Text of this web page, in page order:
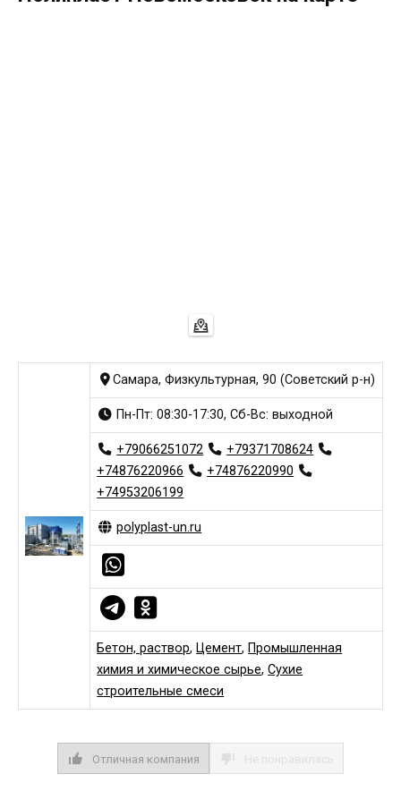
Самара, Физкультурная, 90 (Советский р-н)
Пн-Пт: 08:30-17:30, Сб-Вс: выходной
+79066251072
+79371708624
+74876220966
+74876220990
+74953206199
polyplast-un.ru
Бетон, раствор, Цемент, Промышленная
химия и химическое сырье,Сухие
строительные смеси
Отличная компания